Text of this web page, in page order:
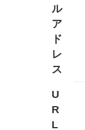
ル
ア
ド
レ
ス
U
R
L